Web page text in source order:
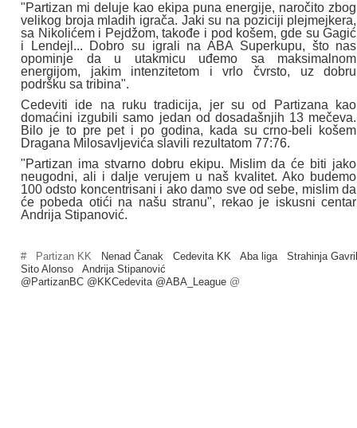
"Partizan mi deluje kao ekipa puna energije, naročito zbog
velikog broja mladih igrača. Jaki su na poziciji plejmejkera,
sa Nikolićem i Pejdžom, takođe i pod košem, gde su Gagić
i Lendejl... Dobro su igrali na ABA Superkupu, što nas
opominje da u utakmicu uđemo sa maksimalnom
energijom, jakim intenzitetom i vrlo čvrsto, uz dobru
podršku sa tribina".
Cedeviti ide na ruku tradicija, jer su od Partizana kao
domaćini izgubili samo jedan od dosadašnjih 13 mečeva.
Bilo je to pre pet i po godina, kada su crno-beli košem
Dragana Milosavljevića slavili rezultatom 77:76.
"Partizan ima stvarno dobru ekipu. Mislim da će biti jako
neugodni, ali i dalje verujem u naš kvalitet. Ako budemo
100 odsto koncentrisani i ako damo sve od sebe, mislim da
će pobeda otići na našu stranu", rekao je iskusni centar
Andrija Stipanović.
# Partizan KK Nenad Čanak Cedevita KK Aba liga
Strahinja
Sito Alonso
Andrija Stipanović
@PartizanBC @KKCedevita @ABA_League @